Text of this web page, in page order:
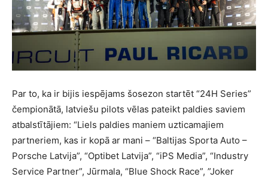
Par to, ka ir bijis iespējams šosezon startēt “24H Series”
čempionātā, latviešu pilots vēlas pateikt paldies saviem
atbalstītājiem: “Liels paldies maniem uzticamajiem
partneriem, kas ir kopā ar mani – “Baltijas Sporta Auto –
Porsche Latvija”, “Optibet Latvija”, “iPS Media”, “Industry
Service Partner”, Jūrmala, “Blue Shock Race”, ”Joker